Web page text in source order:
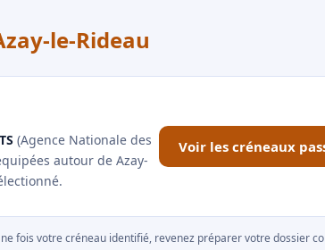
le-Rideau
(Agence Nationale des
autour de Azay-
Voir les créneaux
fois votre créneau identifié, revenez préparer votre dossier